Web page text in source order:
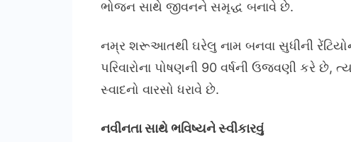
ભોજન સાથે જીવનને સમૃદ્ધ બનાવે છે.
નમ્ર શરૂઆતથી ઘરેલુ નામ બનવા સુધીની
પરિવારોના પોષણની 90 વર્ષની ઉજવણી કરે છે,
સ્વાદનો વારસો ધરાવે છે.
નવીનતા સાથે ભવિષ્યને સ્વીકારવું